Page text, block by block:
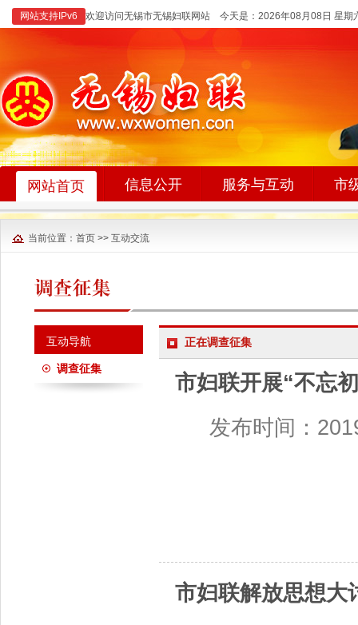
网站支持IPv6 欢迎访问无锡市无锡妇联网站 今天是： 2026年08月08日 星期
网站首页 信息公开 服务与互动 市
当前位置： 首页 >> 互动交流
互动导航
调查征集
正在调查征集
市妇联开展“不忘
发布时间：
市妇联解放思想大